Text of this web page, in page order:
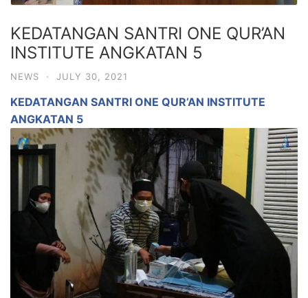
KEDATANGAN SANTRI ONE QUR’AN
INSTITUTE ANGKATAN 5
NEWS · JULY 30, 2021
KEDATANGAN SANTRI ONE QUR’AN INSTITUTE
ANGKATAN 5